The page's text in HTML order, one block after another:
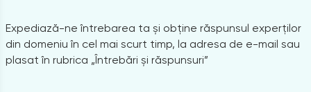
Expediază-ne întrebarea ta și obține răspunsul experților
din domeniu în cel mai scurt timp, la adresa de e-mail sau
plasat în rubrica „Întrebări și răspunsuri”